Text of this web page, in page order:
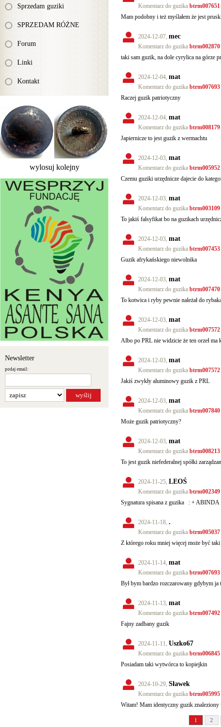
Sprzedam guziki
SPRZEDAM RÓŻNE
Forum
Linki
Kontakt
wylosuj kolejny
Newsletter
podaj email:
Komentarz do guzika btrm007651
Mam podobny i też myślałem że jest
2024-12-07, mec
Komentarz do guzika btrm002870
taki sam guzik, na dole cyrylica na górze
2024-12-04, mat
Komentarz do guzika btrm007693
Raczej guzik patriotyczny
2024-12-04, mat
Komentarz do guzika btrm008179
Japiernicze to jest guzik z wermachtu
2024-12-03, mat
Komentarz do guzika btrm005952
Czemu guziki urzędnicze dajecie do
2024-12-03, mat
Komentarz do guzika btrm003109
To jakiś falsyfikat bo na guzikach
2024-12-03, mat
Komentarz do guzika btrm007453
Guzik afrykańskiego niewolnika
2024-12-03, mat
Komentarz do guzika btrm007470
To kotwica i ryby pewnie należał do
2024-12-03, mat
Komentarz do guzika btrm007572
Albo po PRL nie widzicie że ten orzeł ma
2024-12-03, mat
Komentarz do guzika btrm007572
Jakiś zwykły aluminowy guzik z PRL
2024-12-03, mat
Komentarz do guzika btrm007840
Może guzik patriotyczny?
2024-12-03, mat
Komentarz do guzika btrm008213
To jest guzik niefederalnej spółki
2024-11-25, LEOŚ
Komentarz do guzika btrm002349
Sygnatura spisana z guzika
: +
2024-11-18, .
Komentarz do guzika btrm005037
Z którego roku mniej więcej może być
2024-11-14, mat
Komentarz do guzika btrm007693
Był bym bardzo rozczarowany gdybym ja
2024-11-13, mat
Komentarz do guzika btrm007492
Fajny zadbany guzik
2024-11-11, Uszko67
Komentarz do guzika btrm006845
Posiadam taki wytwórca to kopiejkin
2024-10-29, Sławek
Komentarz do guzika btrm005995
Witam! Mam identyczny guzik
1 2